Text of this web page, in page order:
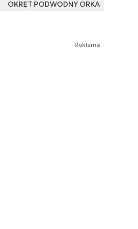
OKRĘT PODWODNY ORKA
Reklama